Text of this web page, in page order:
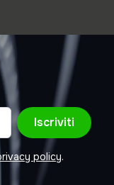
Iscriviti
policy.